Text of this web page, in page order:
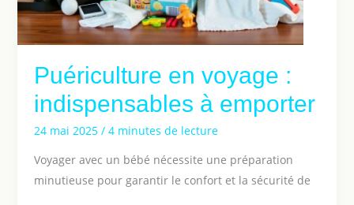
Puériculture en voyage :
indispensables à emporter
24 mai 2025 / 4 minutes de lecture
Voyager avec un bébé nécessite une préparation
minutieuse pour garantir le confort et la sécurité de